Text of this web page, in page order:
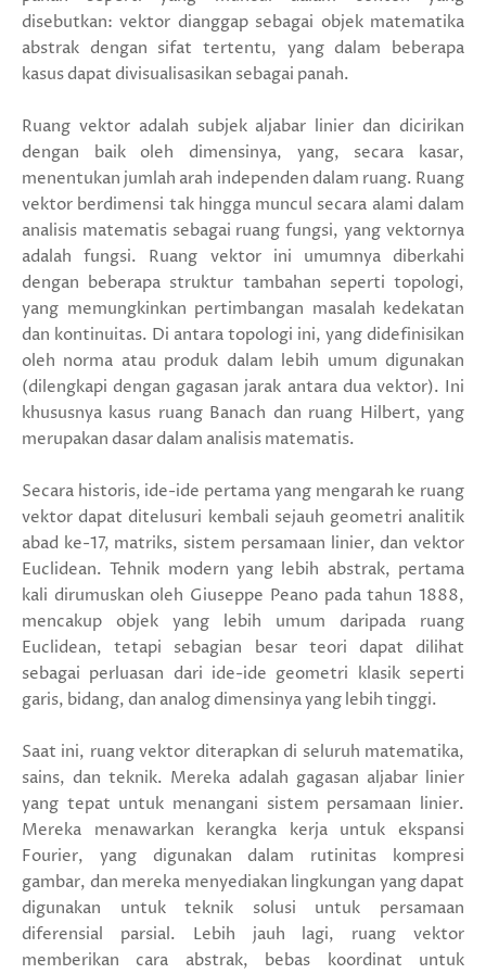
disebutkan: vektor dianggap sebagai objek matematika
abstrak dengan sifat tertentu, yang dalam beberapa
kasus dapat divisualisasikan sebagai panah.
Ruang vektor adalah subjek aljabar linier dan dicirikan
dengan baik oleh dimensinya, yang, secara kasar,
menentukan jumlah arah independen dalam ruang. Ruang
vektor berdimensi tak hingga muncul secara alami dalam
analisis matematis sebagai ruang fungsi, yang vektornya
adalah fungsi. Ruang vektor ini umumnya diberkahi
dengan beberapa struktur tambahan seperti topologi,
yang memungkinkan pertimbangan masalah kedekatan
dan kontinuitas. Di antara topologi ini, yang didefinisikan
oleh norma atau produk dalam lebih umum digunakan
(dilengkapi dengan gagasan jarak antara dua vektor). Ini
khususnya kasus ruang Banach dan ruang Hilbert, yang
merupakan dasar dalam analisis matematis.
Secara historis, ide-ide pertama yang mengarah ke ruang
vektor dapat ditelusuri kembali sejauh geometri analitik
abad ke-17, matriks, sistem persamaan linier, dan vektor
Euclidean. Tehnik modern yang lebih abstrak, pertama
kali dirumuskan oleh Giuseppe Peano pada tahun 1888,
mencakup objek yang lebih umum daripada ruang
Euclidean, tetapi sebagian besar teori dapat dilihat
sebagai perluasan dari ide-ide geometri klasik seperti
garis, bidang, dan analog dimensinya yang lebih tinggi.
Saat ini, ruang vektor diterapkan di seluruh matematika,
sains, dan teknik. Mereka adalah gagasan aljabar linier
yang tepat untuk menangani sistem persamaan linier.
Mereka menawarkan kerangka kerja untuk ekspansi
Fourier, yang digunakan dalam rutinitas kompresi
gambar, dan mereka menyediakan lingkungan yang dapat
digunakan untuk teknik solusi untuk persamaan
diferensial parsial. Lebih jauh lagi, ruang vektor
memberikan cara abstrak, bebas koordinat untuk